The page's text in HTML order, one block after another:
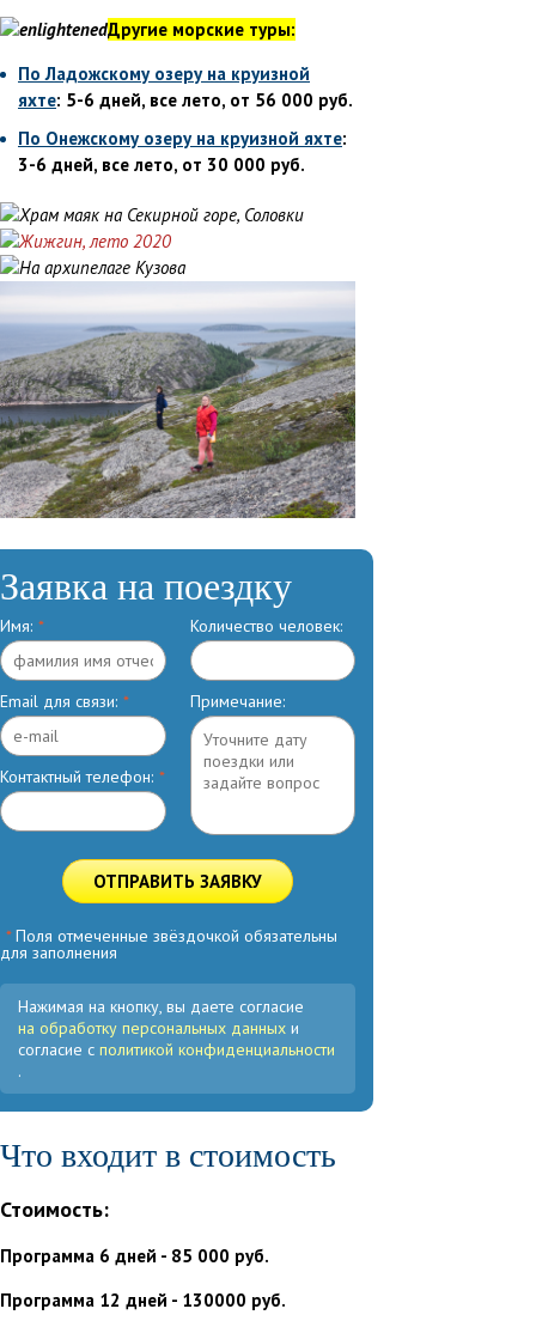
Другие морские туры:
По Ладожскому озеру на круизной
яхте: 5-6 дней, все лето, от 56 000 руб.
По Онежскому озеру на круизной яхте:
3-6 дней, все лето, от 30 000 руб.
Заявка на поездку
Имя: *
Email для связи: *
Контактный телефон: *
Количество человек:
Примечание:
ОТПРАВИТЬ ЗАЯВКУ
*Поля отмеченные звёздочкой обязательны
для заполнения
Нажимая на кнопку, вы даете согласие
на обработку персональных данных и
согласие с политикой конфиденциальности
.
Что входит в стоимость
Стоимость:
Программа 6 дней - 85 000 руб.
Программа 12 дней - 130000 руб.